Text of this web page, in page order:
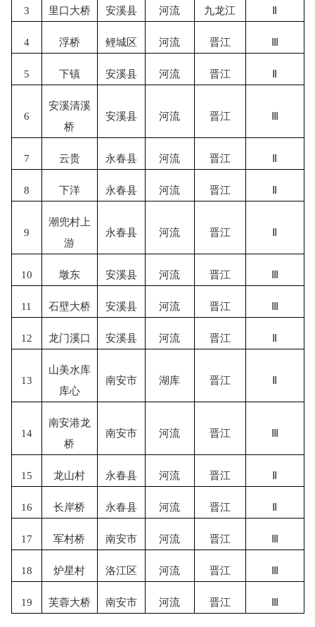
3 里口大桥 安溪县 河流 九龙江
4 浮桥 鲤城区 河流 晋江
5 下镇 安溪县 河流 晋江
6
安溪清溪
桥
安溪县 河流 晋江
7 云贵 永春县 河流 晋江
8 下洋 永春县 河流 晋江
9
潮兜村上
游
永春县 河流 晋江
10 墩东 安溪县 河流 晋江
11 石壁大桥 安溪县 河流 晋江
12 龙门溪口 安溪县 河流 晋江
13
山美水库
库心
南安市 湖库 晋江
14
南安港龙
桥
南安市 河流 晋江
15 龙山村 永春县 河流 晋江
16 长岸桥 永春县 河流 晋江
17 军村桥 南安市 河流 晋江
18 炉星村 洛江区 河流 晋江
19 芙蓉大桥 南安市 河流 晋江